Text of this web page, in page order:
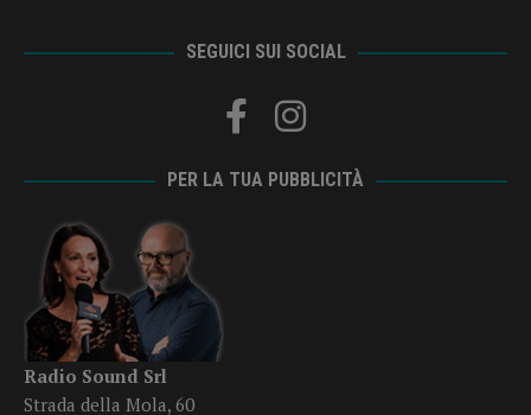
SEGUICI SUI SOCIAL
PER LA TUA PUBBLICITÀ
Radio Sound Srl
Strada della Mola, 60